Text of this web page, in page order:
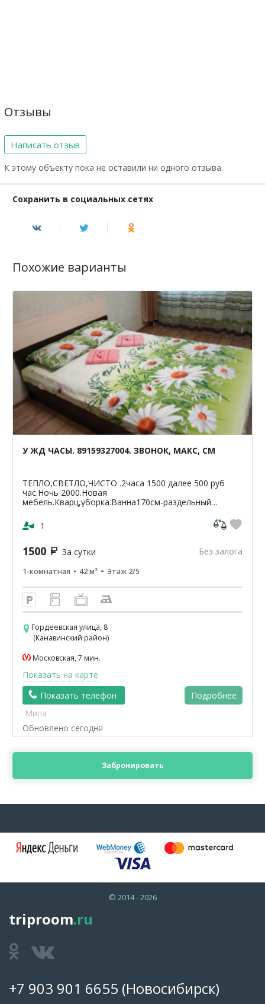
Отзывы
Написать отзыв
К этому объекту пока не оставили ни одного отзыва.
Сохранить в социальных сетях
Похожие варианты
У ЖД ЧАСЫ. 89159327004. ЗВОНОК, МАКС, СМ
ТЕПЛО,СВЕТЛО,ЧИСТО .2часа 1500 далее 500 руб
час.Ночь 2000.Новая
мебель.Кварц,уборка.Ванна170см-раздельный
кв-42м2.ЦУМ,Шайба,Аптеки,банкомат-Сбербанк
ВТБ,Пятерочка.Чи...
1
1500 За сутки Без залога
1-комнатная 42 м² Этаж 2/5
Гордеевская улица, 8
(Канавинский район)
Московская, 7 мин.
Показать на карте
Показать телефон
Подробнее
Мила
Обновлено сегодня
Забронировать
© 2014 - 2026
triproom.ru
+7 903 901 6655 (Новосибирск)